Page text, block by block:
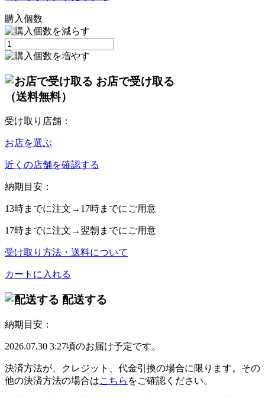
購入個数
お店で受け取る
（送料無料）
受け取り店舗：
お店を選ぶ
近くの店舗を確認する
納期目安：
13時までに注文→ 17時までにご用意
17時までに注文→ 翌朝 までにご用意
受け取り方法・送料について
カートに入れる
配送する
納期目安：
2026.07.30 3:27頃のお届け予定です。
決済方法が、クレジット、代金引換の場合に限ります。その
他の決済方法の場合はこちら をご確認ください。